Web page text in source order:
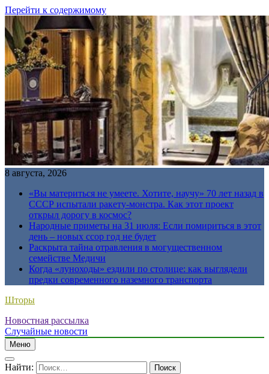
Перейти к содержимому
8 августа, 2026
«Вы материться не умеете. Хотите, научу» 70 лет назад в
СССР испытали ракету-монстра. Как этот проект
открыл дорогу в космос?
Народные приметы на 31 июля: Если помириться в этот
день – новых ссор год не будет
Раскрыта тайна отравления в могущественном
семействе Медичи
Когда «луноходы» ездили по столице: как выглядели
предки современного наземного транспорта
Шторы
Новостная рассылка
Случайные новости
Меню
Найти: